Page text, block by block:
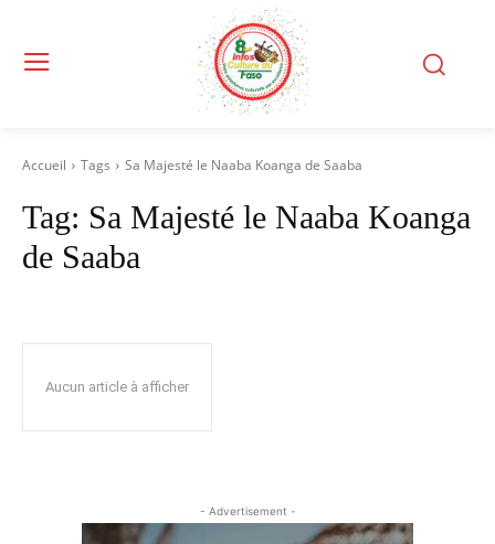
Accueil Tags Sa Majesté le Naaba Koanga de Saaba
Tag: Sa Majesté le Naaba Koanga
de Saaba
Aucun article à afficher
- Advertisement -